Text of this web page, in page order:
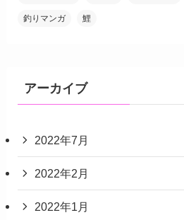
釣りマンガ 鯉
アーカイブ
2022年7月
2022年2月
2022年1月